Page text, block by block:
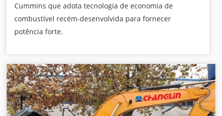
Cummins que adota tecnologia de economia de
combustível recém-desenvolvida para fornecer
potência forte.